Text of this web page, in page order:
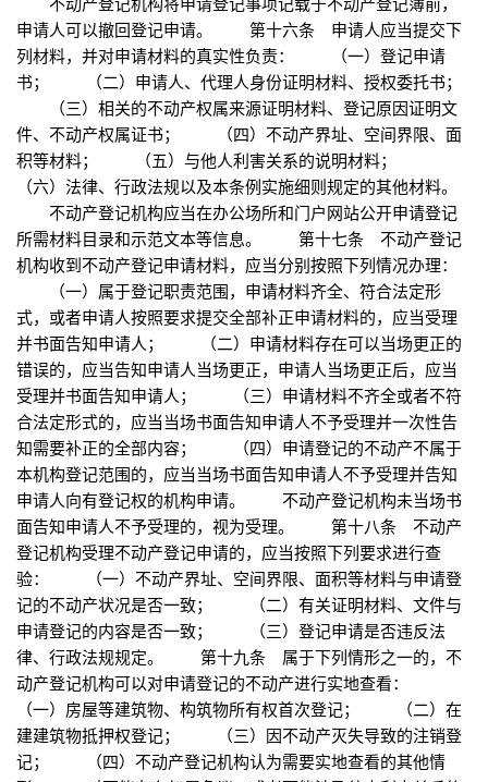
申请人可以撤回登记申请。 第十六条 申请人应当提交下
列材料，并对申请材料的真实性负责： （一）登记申请
书； （二）申请人、代理人身份证明材料、授权委托书；
（三）相关的不动产权属来源证明材料、登记原因证明文
件、不动产权属证书； （四）不动产界址、空间界限、面
积等材料； （五）与他人利害关系的说明材料；
（六）法律、行政法规以及本条例实施细则规定的其他材料。
不动产登记机构应当在办公场所和门户网站公开申请登记
所需材料目录和示范文本等信息。 第十七条 不动产登记
机构收到不动产登记申请材料，应当分别按照下列情况办理：
（一）属于登记职责范围，申请材料齐全、符合法定形
式，或者申请人按照要求提交全部补正申请材料的，应当受理
并书面告知申请人； （二）申请材料存在可以当场更正的
错误的，应当告知申请人当场更正，申请人当场更正后，应当
受理并书面告知申请人； （三）申请材料不齐全或者不符
合法定形式的，应当当场书面告知申请人不予受理并一次性告
知需要补正的全部内容； （四）申请登记的不动产不属于
本机构登记范围的，应当当场书面告知申请人不予受理并告知
申请人向有登记权的机构申请。 不动产登记机构未当场书
面告知申请人不予受理的，视为受理。 第十八条 不动产
登记机构受理不动产登记申请的，应当按照下列要求进行查
验： （一）不动产界址、空间界限、面积等材料与申请登
记的不动产状况是否一致； （二）有关证明材料、文件与
申请登记的内容是否一致； （三）登记申请是否违反法
律、行政法规规定。 第十九条 属于下列情形之一的，不
动产登记机构可以对申请登记的不动产进行实地查看：
（一）房屋等建筑物、构筑物所有权首次登记； （二）在
建建筑物抵押权登记； （三）因不动产灭失导致的注销登
记； （四）不动产登记机构认为需要实地查看的其他情